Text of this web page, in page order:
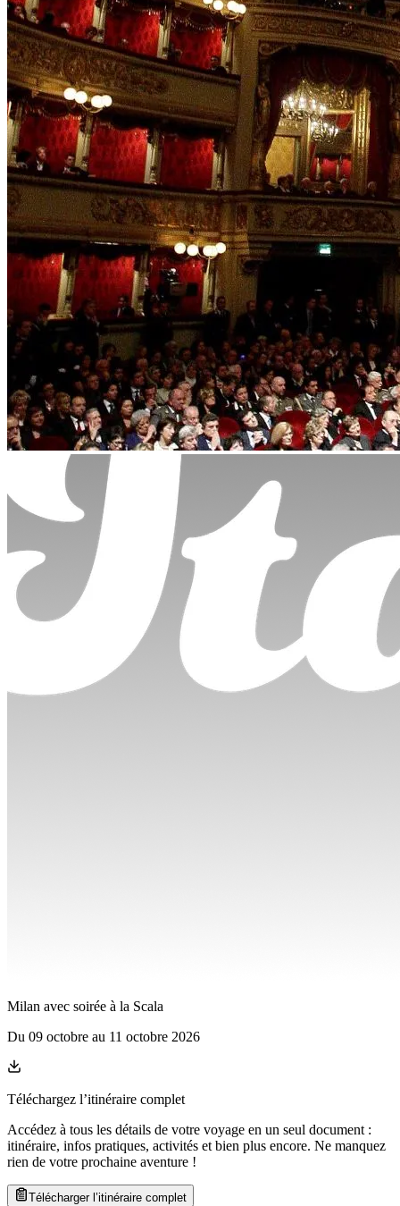
Milan avec soirée à la Scala
Du 09 octobre au 11 octobre 2026
Téléchargez l’itinéraire complet
Accédez à tous les détails de votre voyage en un seul document :
itinéraire, infos pratiques, activités et bien plus encore. Ne manquez
rien de votre prochaine aventure !
Télécharger l’itinéraire complet